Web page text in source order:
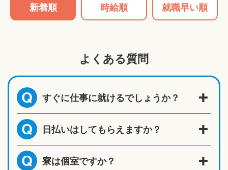
新着順 時給順 就職早い順
よくある質問
Q すぐに仕事に就けるでしょうか？
Q 日払いはしてもらえますか？
Q 寮は個室ですか？